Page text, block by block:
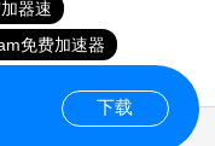
器速
免费加速器
下载